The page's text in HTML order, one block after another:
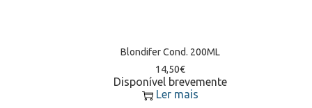
Blondifer Cond. 200ML
14,50€
Disponível brevemente
Ler mais